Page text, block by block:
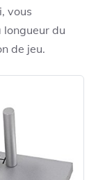
vous
longueur du
de jeu.